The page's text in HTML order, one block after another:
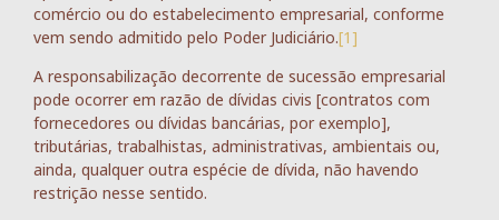
comércio ou do estabelecimento empresarial, conforme
vem sendo admitido pelo Poder Judiciário.[1]
A responsabilização decorrente de sucessão empresarial
pode ocorrer em razão de dívidas civis [contratos com
fornecedores ou dívidas bancárias, por exemplo],
tributárias, trabalhistas, administrativas, ambientais ou,
ainda, qualquer outra espécie de dívida, não havendo
restrição nesse sentido.